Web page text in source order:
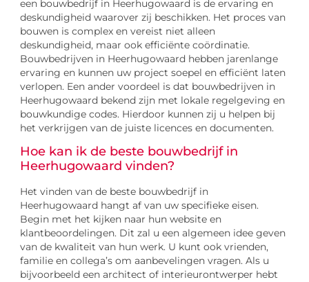
een bouwbedrijf in Heerhugowaard is de ervaring en
deskundigheid waarover zij beschikken. Het proces van
bouwen is complex en vereist niet alleen
deskundigheid, maar ook efficiënte coördinatie.
Bouwbedrijven in Heerhugowaard hebben jarenlange
ervaring en kunnen uw project soepel en efficiënt laten
verlopen. Een ander voordeel is dat bouwbedrijven in
Heerhugowaard bekend zijn met lokale regelgeving en
bouwkundige codes. Hierdoor kunnen zij u helpen bij
het verkrijgen van de juiste licences en documenten.
Hoe kan ik de beste bouwbedrijf in
Heerhugowaard vinden?
Het vinden van de beste bouwbedrijf in
Heerhugowaard hangt af van uw specifieke eisen.
Begin met het kijken naar hun website en
klantbeoordelingen. Dit zal u een algemeen idee geven
van de kwaliteit van hun werk. U kunt ook vrienden,
familie en collega’s om aanbevelingen vragen. Als u
bijvoorbeeld een architect of interieurontwerper hebt